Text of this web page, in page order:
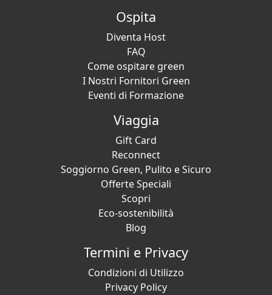
Ospita
Diventa Host
FAQ
Come ospitare green
I Nostri Fornitori Green
Eventi di Formazione
Viaggia
Gift Card
Reconnect
Soggiorno Green, Pulito e Sicuro
Offerte Speciali
Scopri
Eco-sostenibilità
Blog
Termini e Privacy
Condizioni di Utilizzo
Privacy Policy